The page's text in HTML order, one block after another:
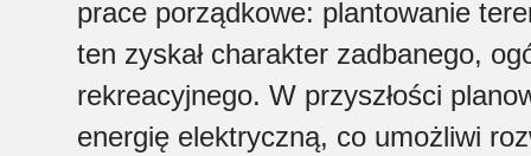
prace porządkowe: plantowanie
ten zyskał charakter zadbanego,
rekreacyjnego. W przyszłości
energię elektryczną, co umożliwi